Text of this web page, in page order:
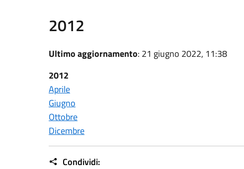
2012
Ultimo aggiornamento: 21 giugno 2022, 11:38
2012
Aprile
Giugno
Ottobre
Dicembre
Condividi: